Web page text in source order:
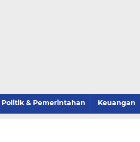
Politik & Pemerintahan Keuangan